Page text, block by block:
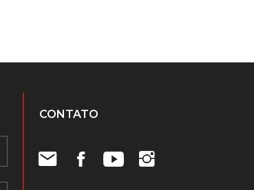
CONTATO